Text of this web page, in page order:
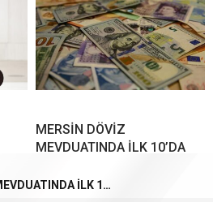
MERSİN DÖVİZ
MEVDUATINDA İLK 10’DA
MERSİN DÖVİZ MEVDUATINDA İLK 10’DA